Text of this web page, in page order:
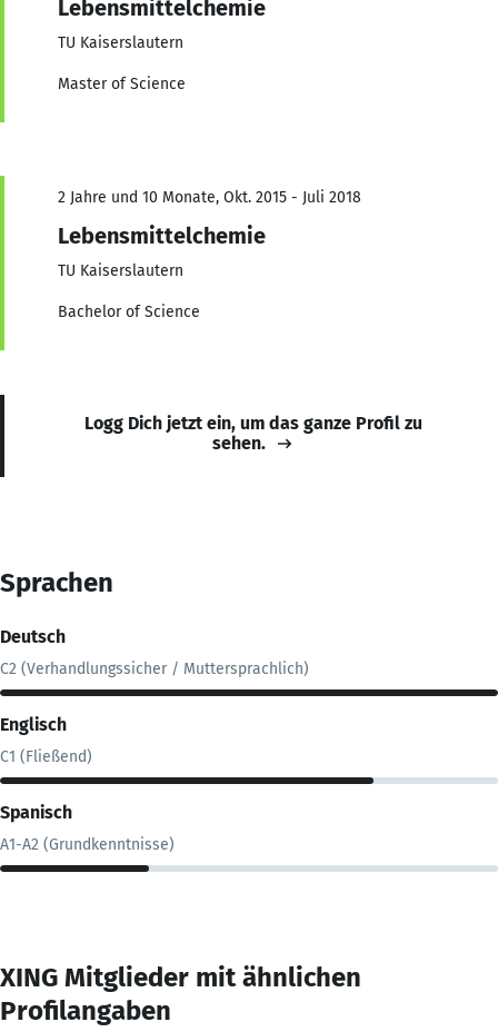
Lebensmittelchemie
TU Kaiserslautern
Master of Science
2 Jahre und 10 Monate, Okt. 2015 - Juli 2018
Lebensmittelchemie
TU Kaiserslautern
Bachelor of Science
Logg Dich jetzt ein, um das ganze Profil zu
sehen.
Sprachen
Deutsch
C2 (Verhandlungssicher / Muttersprachlich)
Englisch
C1 (Fließend)
Spanisch
A1-A2 (Grundkenntnisse)
XING Mitglieder mit ähnlichen
Profilangaben